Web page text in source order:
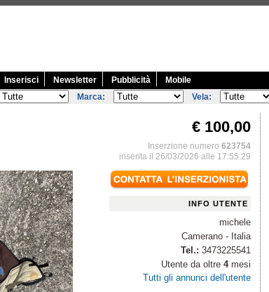
Inserisci Newsletter Pubblicità
Mobile
Marca: Vela:
€ 100,00
Inserzione numero 623754
inserita il 26/03/2026 alle 17:55:29
INFO UTENTE
michele
Camerano - Italia
Tel.: 3473225541
Utente da oltre 4mesi
Tutti gli annunci dell'utente